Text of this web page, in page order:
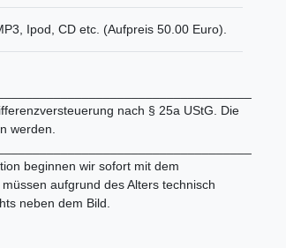
Ipod, CD etc. (Aufpreis 50.00 Euro).
nach § 25a UStG. Die
werden.
beginnen wir sofort mit dem
aufgrund des Alters technisch
neben dem Bild.